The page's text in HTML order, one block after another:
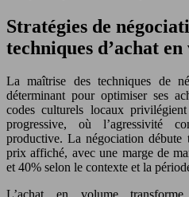
Stratégies de
techniques d’achat
La maîtrise des techniques de
déterminant pour optimiser ses
codes culturels locaux
progressive, où l’agressivité
productive. La négociation
prix affiché, avec une marge de
et 40% selon le contexte et la